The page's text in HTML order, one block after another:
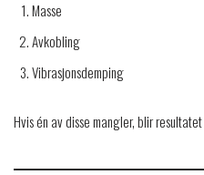
Masse
Avkobling
Vibrasjonsdemping
Hvis én av disse mangler, blir